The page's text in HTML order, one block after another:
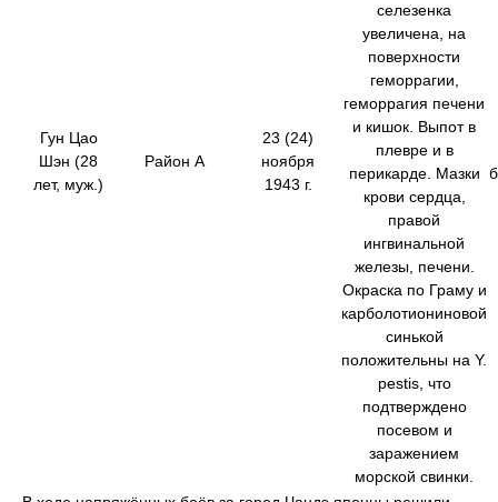
Гун Цао
Шэн (28
лет, муж.)
Район А
23 (24)
ноября
1943 г.
селезенка
увеличена, на
поверхности
геморрагии,
геморрагия печени
и кишок. Выпот в
плевре и в
перикарде. Мазки
крови сердца,
правой
ингвинальной
железы, печени.
Окраска по Граму и
карболотиониновой
синькой
положительны на Y.
pestis, что
подтверждено
посевом и
заражением
морской свинки.